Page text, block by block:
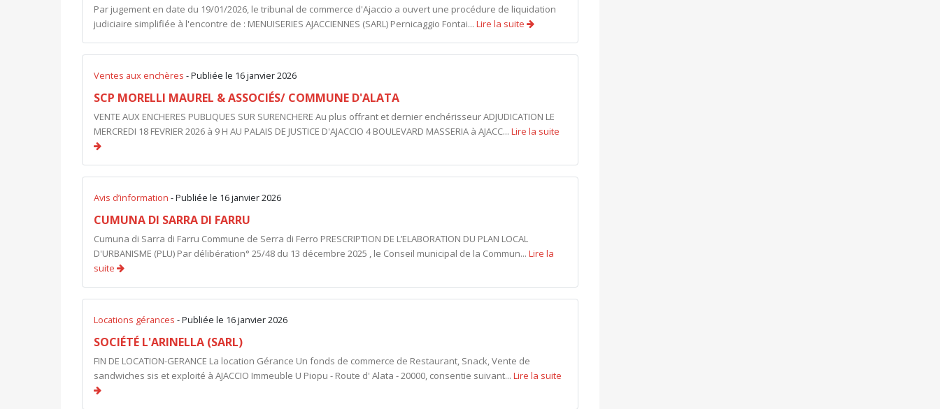
Par jugement en date du 19/01/2026, le tribunal de commerce d'Ajaccio a ouvert une procédure de liquidation
judiciaire simplifiée à l'encontre de : MENUISERIES AJACCIENNES (SARL) Pernicaggio Fontai... Lire la suite
Ventes aux enchères - Publiée le 16 janvier 2026
SCP MORELLI MAUREL & ASSOCIÉS/ COMMUNE D'ALATA
VENTE AUX ENCHERES PUBLIQUES SUR SURENCHERE Au plus offrant et dernier enchérisseur ADJUDICATION LE
MERCREDI 18 FEVRIER 2026 à 9 H AU PALAIS DE JUSTICE D'AJACCIO 4 BOULEVARD MASSERIA à AJACC... Lire la suite
Avis d’information - Publiée le 16 janvier 2026
CUMUNA DI SARRA DI FARRU
Cumuna di Sarra di Farru Commune de Serra di Ferro PRESCRIPTION DE L’ELABORATION DU PLAN LOCAL
D'URBANISME (PLU) Par délibération° 25/48 du 13 décembre 2025 , le Conseil municipal de la Commun... Lire la
suite
Locations gérances - Publiée le 16 janvier 2026
SOCIÉTÉ L'ARINELLA (SARL)
FIN DE LOCATION-GERANCE La location Gérance Un fonds de commerce de Restaurant, Snack, Vente de
sandwiches sis et exploité à AJACCIO Immeuble U Piopu - Route d' Alata - 20000, consentie suivant... Lire la suite